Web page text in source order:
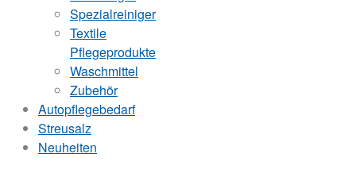
Spezialreiniger
Textile
Pflegeprodukte
Waschmittel
Zubehör
Autopflegebedarf
Streusalz
Neuheiten